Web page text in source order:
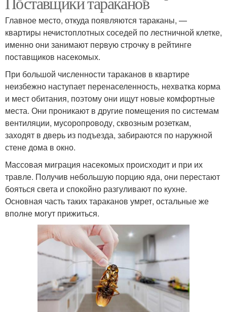
Главное место, откуда появляются тараканы, —
квартиры нечистоплотных соседей по лестничной клетке,
именно они занимают первую строчку в рейтинге
поставщиков насекомых.
При большой численности тараканов в квартире
неизбежно наступает перенаселенность, нехватка корма
и мест обитания, поэтому они ищут новые комфортные
места. Они проникают в другие помещения по системам
вентиляции, мусоропроводу, сквозным розеткам,
заходят в дверь из подъезда, забираются по наружной
стене дома в окно.
Массовая миграция насекомых происходит и при их
травле. Получив небольшую порцию яда, они перестают
бояться света и спокойно разгуливают по кухне.
Основная часть таких тараканов умрет, остальные же
вполне могут прижиться.